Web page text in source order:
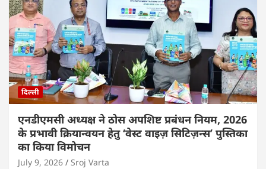
दिल्ली
एनडीएमसी अध्यक्ष ने ठोस अपशिष्ट प्रबंधन नियम, 2026
के प्रभावी क्रियान्वयन हेतु ‘वेस्ट वाइज़ सिटिज़न्स’ पुस्तिका
का किया विमोचन
July 9, 2026 Sroj Varta